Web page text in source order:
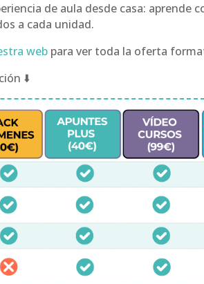
de aula desde casa: aprende
a cada unidad.
web para ver toda la oferta
⬇️